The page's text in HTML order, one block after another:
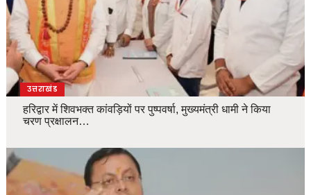
उत्तराखंड
हरिद्वार में शिवभक्त कांवड़ियों पर पुष्पवर्षा, मुख्यमंत्री धामी ने किया
चरण प्रक्षालन…